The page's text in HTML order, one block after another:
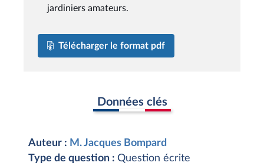
jardiniers amateurs.
Télécharger le format pdf
Données clés
Auteur : M. Jacques Bompard
Type de question : Question écrite